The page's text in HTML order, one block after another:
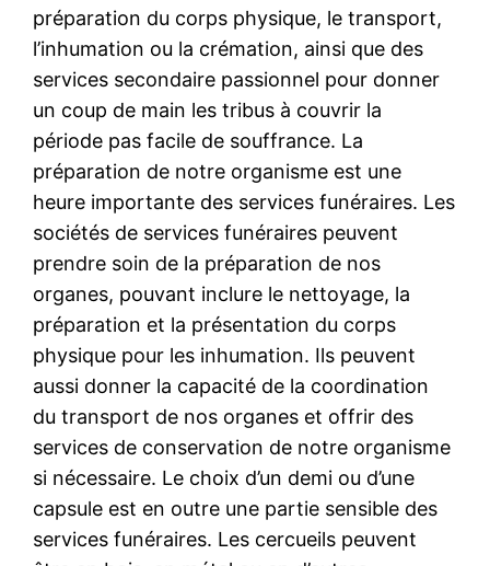
préparation du corps physique, le transport,
l’inhumation ou la crémation, ainsi que des
services secondaire passionnel pour donner
un coup de main les tribus à couvrir la
période pas facile de souffrance. La
préparation de notre organisme est une
heure importante des services funéraires. Les
sociétés de services funéraires peuvent
prendre soin de la préparation de nos
organes, pouvant inclure le nettoyage, la
préparation et la présentation du corps
physique pour les inhumation. Ils peuvent
aussi donner la capacité de la coordination
du transport de nos organes et offrir des
services de conservation de notre organisme
si nécessaire. Le choix d’un demi ou d’une
capsule est en outre une partie sensible des
services funéraires. Les cercueils peuvent